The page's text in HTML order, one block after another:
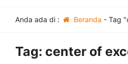
Anda ada di : Beranda - Tag
Tag: center of